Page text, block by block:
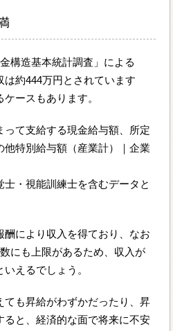
構造基本統計調査」による
は約444万円とされています
ースもあります。
って支給する現金給与額、所定
他特別給与額（産業計）｜企業
士・視能訓練士を含むデータと
酬により収入を得ており、なお
にも上限があるため、収入が
えるでしょう。
ても昇給がわずかだったり、昇
ると、経済的な面で将来に不安